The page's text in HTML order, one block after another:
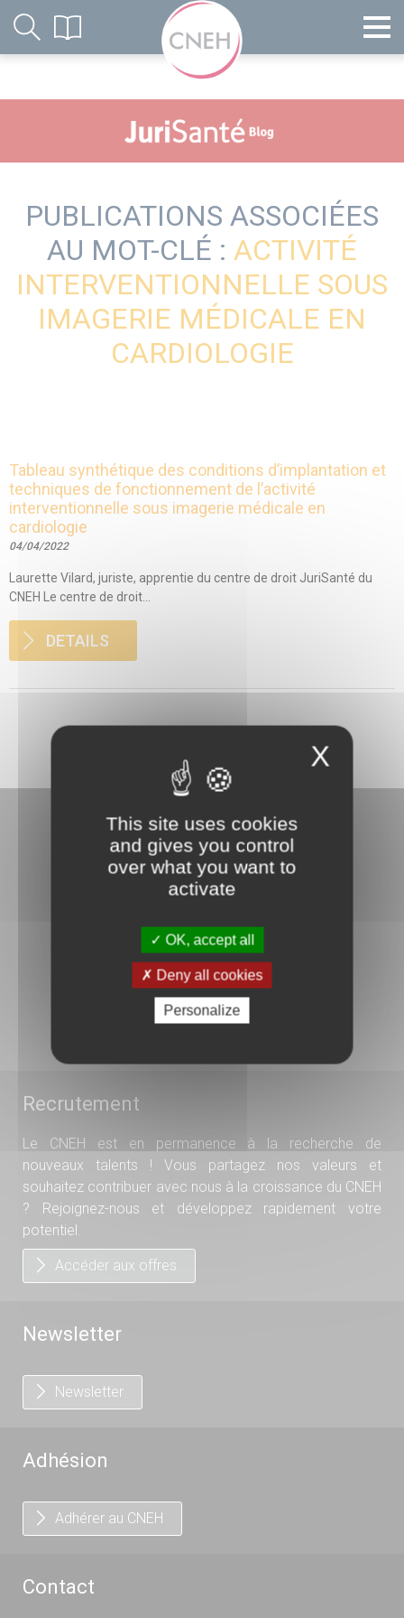
PUBLICATIONS ASSOCIÉES
AU MOT-CLÉ : ACTIVITÉ
INTERVENTIONNELLE SOUS
IMAGERIE MÉDICALE EN
CARDIOLOGIE
Tableau synthétique des conditions d’implantation et
techniques de fonctionnement de l’activité
interventionnelle sous imagerie médicale en
cardiologie
04/04/2022
Laurette Vilard, juriste, apprentie du centre de droit JuriSanté du
CNEH Le centre de droit...
DETAILS
92240 Malakoff
01 41 17 15 15
N°ODPC : 1044
Organisme de formation
Recrutement
Le CNEH est en permanence à la recherche de
nouveaux talents ! Vous partagez nos valeurs et
souhaitez contribuer avec nous à la croissance du CNEH
? Rejoignez-nous et développez rapidement votre
potentiel.
Accéder aux offres
Newsletter
Newsletter
Adhésion
Adhérer au CNEH
Contact
X
This site uses cookies
and gives you control
over what you want to
activate
OK, accept all
Deny all cookies
Personalize